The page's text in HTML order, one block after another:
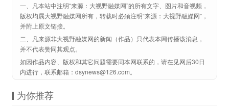
一、凡本站中注明“来源：大视野融媒网”的所有文字、图片和音视频，
版权均属大视野融媒网所有，转载时必须注明“来源：大视野融媒网”，
并附上原文链接。
二、凡来源非大视野融媒网的新闻（作品）只代表本网传播该消息，
并不代表赞同其观点。
如因作品内容、版权和其它问题需要同本网联系的，请在见网后30日
内进行，联系邮箱：dsynews@126.com。
为你推荐